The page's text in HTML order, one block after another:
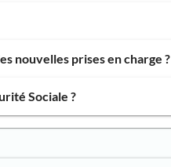
nouvelles prises en charge ?
Sociale ?